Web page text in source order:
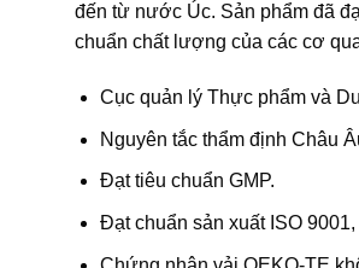
đến từ nước Úc. Sản phẩm đã
chuẩn chất lượng của các cơ
Cục quản lý Thực phẩm và
Nguyên tắc thẩm định Châu
Đạt tiêu chuẩn GMP.
Đạt chuẩn sản xuất ISO 9001,